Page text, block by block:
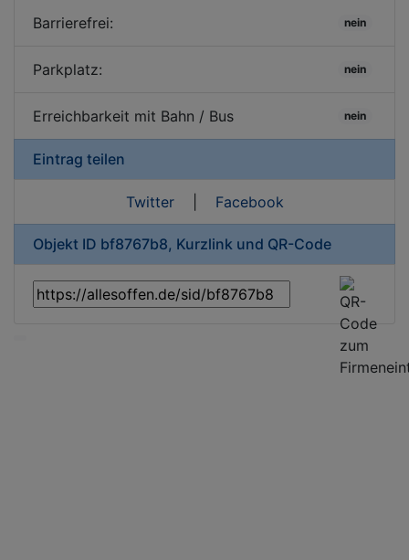
Barrierefrei: nein
Parkplatz: nein
Erreichbarkeit mit Bahn / Bus nein
Eintrag teilen
Twitter| Facebook
Objekt ID bf8767b8, Kurzlink und QR-Code